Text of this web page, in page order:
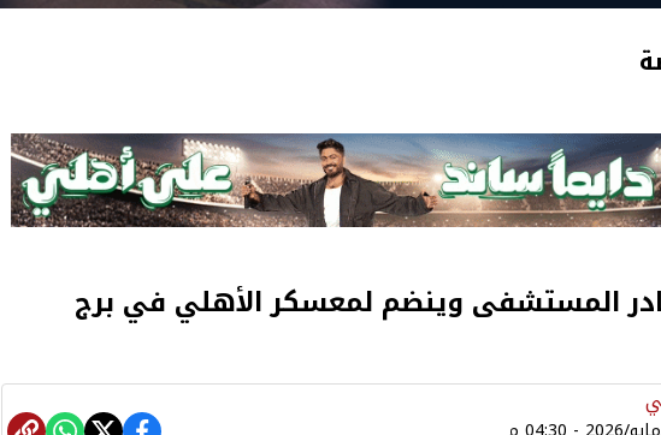
المستشفى وينضم لمعسكر الأهلي في برج